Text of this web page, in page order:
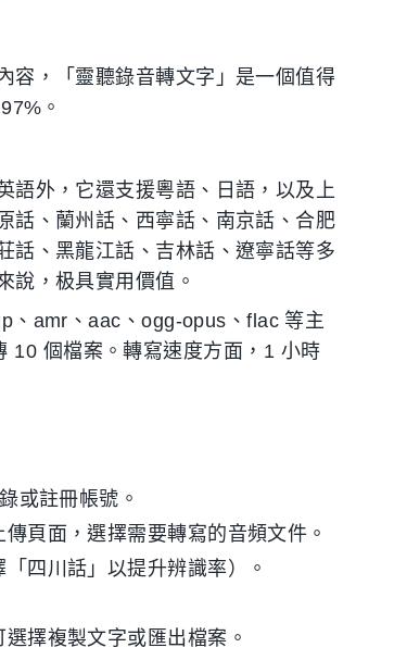
容，「靈聽錄音轉文字」是一個值得
。
語外，它還支援粵語、日語，以及上
話、蘭州話、西寧話、南京話、合肥
話、黑龍江話、吉林話、遼寧話等多
說，极具實用價值。
、amr、aac、ogg-opus、flac 等主
10 個檔案。轉寫速度方面，1 小時
或註冊帳號。
頁面，選擇需要轉寫的音頻文件。
四川話」以提升辨識率）。
擇複製文字或匯出檔案。